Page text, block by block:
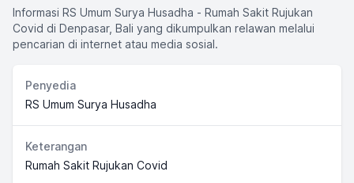
Informasi RS Umum Surya Husadha - Rumah Sakit Rujukan
Covid di Denpasar, Bali yang dikumpulkan relawan melalui
pencarian di internet atau media sosial.
Penyedia
RS Umum Surya Husadha
Keterangan
Rumah Sakit Rujukan Covid